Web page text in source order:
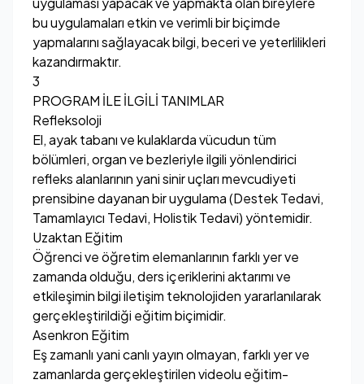
bu uygulamaları etkin ve verimli bir biçimde
yapmalarını sağlayacak bilgi, beceri ve yeterlilikleri
kazandırmaktır.
3
PROGRAM İLE İLGİLİ TANIMLAR
Refleksoloji
El, ayak tabanı ve kulaklarda vücudun tüm
bölümleri, organ ve bezleriyle ilgili yönlendirici
refleks alanlarının yani sinir uçları mevcudiyeti
prensibine dayanan bir uygulama (Destek Tedavi,
Tamamlayıcı Tedavi, Holistik Tedavi) yöntemidir.
Uzaktan Eğitim
Öğrenci ve öğretim elemanlarının farklı yer ve
zamanda olduğu, ders içeriklerini aktarımı ve
etkileşimin bilgi iletişim teknolojiden yararlanılarak
gerçekleştirildiği eğitim biçimidir.
Asenkron Eğitim
Eş zamanlı yani canlı yayın olmayan, farklı yer ve
zamanlarda gerçekleştirilen videolu eğitim-